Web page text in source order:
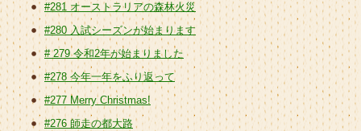
#281 オーストラリアの森林火災
#280 入試シーズンが始まります
# 279 令和2年が始まりました
#278 今年一年をふり返って
#277 Merry Christmas!
#276 師走の都大路